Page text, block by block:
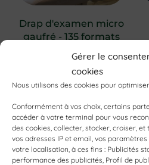
Gérer le
cookies
Nous utilisons des cookies pour
Conformément à vos choix, certains
accéder à votre terminal pour vous
des cookies, collecter, stocker, croiser,
vos adresses IP et email, vos
votre localisation, à ces fins : Publicités
performance des publicités, Profil de
Drap d'examen micro
gaufré - 135 formats
rouleaux - Emballage
individuel kraft
Ajouter au panier
240 serviettes (8
sachets de 30)